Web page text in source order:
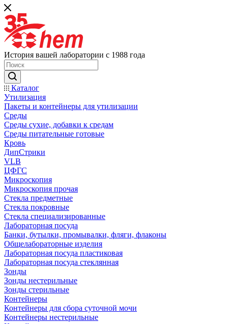
История вашей лаборатории с 1988 года
Каталог
Утилизация
Пакеты и контейнеры для утилизации
Среды
Среды сухие, добавки к средам
Среды питательные готовые
Кровь
ДипСтрики
VLB
ЦФГС
Микроскопия
Микроскопия прочая
Стекла предметные
Стекла покровные
Стекла специализированные
Лабораторная посуда
Банки, бутылки, промывалки, фляги, флаконы
Общелабораторные изделия
Лабораторная посуда пластиковая
Лабораторная посуда стеклянная
Зонды
Зонды нестерильные
Зонды стерильные
Контейнеры
Контейнеры для сбора суточной мочи
Контейнеры нестерильные